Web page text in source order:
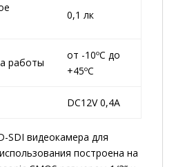
0,1 лк
работы
от -10ºС до
+45ºС
DC12V 0,4A
SDI видеокамера для
построена на